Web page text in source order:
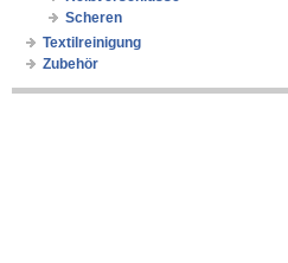
Scheren
Textilreinigung
Zubehör